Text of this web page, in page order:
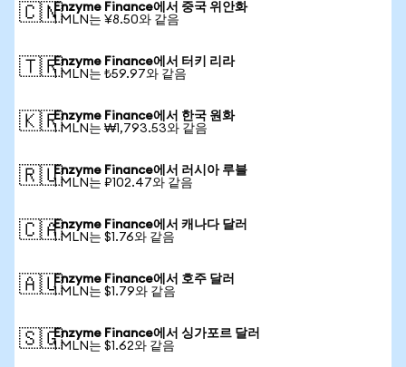
🇨🇳Enzyme Finance에서 중국 위안화
1 MLN는 ¥8.50와 같음
🇹🇷Enzyme Finance에서 터키 리라
1 MLN는 ₺59.97와 같음
🇰🇷Enzyme Finance에서 한국 원화
1 MLN는 ₩1,793.53와 같음
🇷🇺Enzyme Finance에서 러시아 루블
1 MLN는 ₽102.47와 같음
🇨🇦Enzyme Finance에서 캐나다 달러
1 MLN는 $1.76와 같음
🇦🇺Enzyme Finance에서 호주 달러
1 MLN는 $1.79와 같음
🇸🇬Enzyme Finance에서 싱가포르 달러
1 MLN는 $1.62와 같음